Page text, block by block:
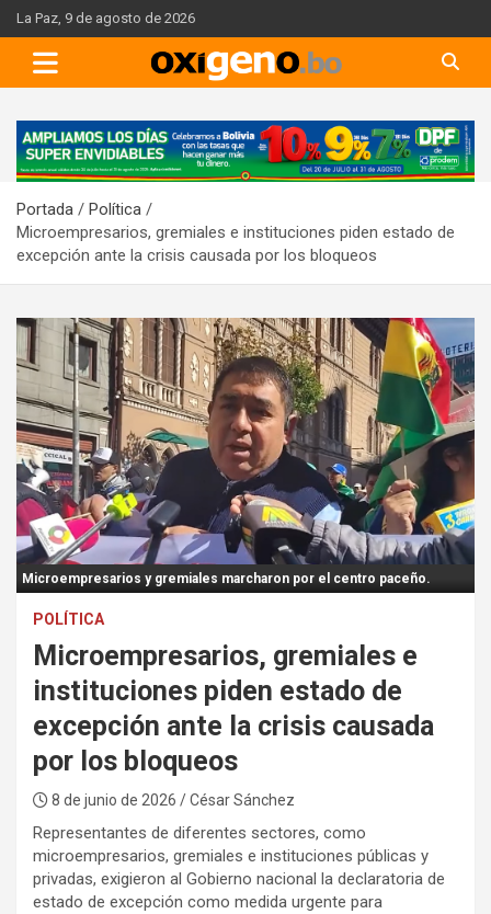
Skip
to
content
La Paz, 9 de agosto de 2026
A
d
e
r
t
s
e
m
e
n
t
:
Portada
Política
Microempresarios, gremiales e instituciones piden estado de
excepción ante la crisis causada por los bloqueos
Microempresarios y gremiales marcharon por el centro paceño.
POLÍTICA
Microempresarios, gremiales e
instituciones piden estado de
excepción ante la crisis causada
por los bloqueos
8 de junio de 2026 / César Sánchez
Representantes de diferentes sectores, como
microempresarios, gremiales e instituciones públicas y
privadas, exigieron al Gobierno nacional la declaratoria de
estado de excepción como medida urgente para